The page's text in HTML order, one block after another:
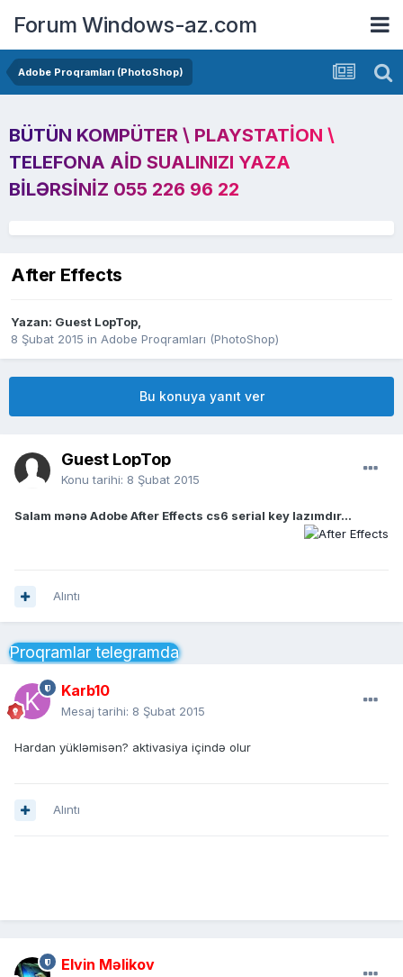
Forum Windows-az.com
Adobe Proqramları (PhotoShop)
BÜTÜN KOMPÜTER \ PLAYSTATION \
TELEFONA AID SUALINIZI YAZA
BILƏRSINIZ 055 226 96 22
After Effects
Yazan: Guest LopTop,
8 Şubat 2015 in Adobe Proqramları (PhotoShop)
Bu konuya yanıt ver
Guest LopTop
Konu tarihi: 8 Şubat 2015
Salam mənə Adobe After Effects cs6 serial key lazımdır...
Alıntı
Proqramlar telegramda
Karb10
Mesaj tarihi: 8 Şubat 2015
Hardan yükləmisən? aktivasiya içində olur
Alıntı
Elvin Məlikov